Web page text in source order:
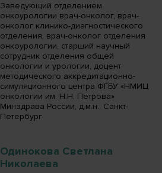
Заведующий отделением
онкоурологии врач-онколог, врач-
онколог клинико-диагностического
отделения, врач-онколог отделения
онкоурологии, старший научный
сотрудник отделения общей
онкологии и урологии, доцент
методического аккредитационно-
симуляционного центра ФГБУ «НМИЦ
онкологии им. Н.Н. Петрова»
Минздрава России, д.м.н., Санкт-
Петербург
Одинокова Светлана
Николаева